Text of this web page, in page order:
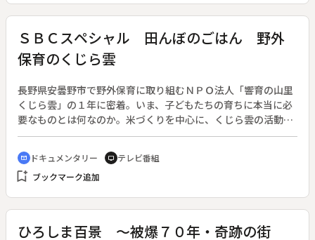
ＳＢＣスペシャル 田んぼのごはん 野外
保育のくじら雲
長野県安曇野市で野外保育に取り組むＮＰＯ法人「響育の山里
くじら雲」の１年に密着。いま、子どもたちの育ちに本当に必
要なものとは何なのか。米づくりを中心に、くじら雲の活動を
通じて考える。◆自然の中でのびのびと過ごす２０人余りの子
供たちは、毎年田んぼで自分たちが食べる米づくりに励んでい
る。機械化が進んだ現代では珍しく、春に苗を植えるのも、秋
に稲穂を刈り取るのも、すべて手作業で行っている。はじめは
で、田んぼに入る感触を体で覚え、作物を収穫することの意味
を感じ取っていく。◆活動のベースには、くじら雲の代表で保
cinematic_blur ドキュメンタリー tv テレビ番組
bookmark_add ブックマーク追加
ひろしま百景 ～被爆７０年・奇跡の街